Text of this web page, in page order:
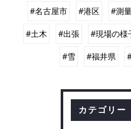
#名古屋市 #港区 #測
#土木 #出張 #現場の様
#雪 #福井県
カテゴリー